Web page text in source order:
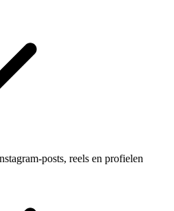
posts, reels en profielen